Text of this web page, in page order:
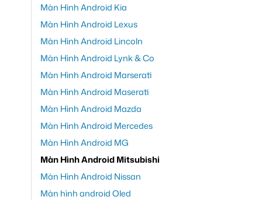
Màn Hình Android Kia
Màn Hình Android Lexus
Màn Hình Android Lincoln
Màn Hình Android Lynk & Co
Màn Hình Android Marserati
Màn Hình Android Maserati
Màn Hình Android Mazda
Màn Hình Android Mercedes
Màn Hình Android MG
Màn Hình Android Mitsubishi
Màn Hình Android Nissan
Màn hình android Oled